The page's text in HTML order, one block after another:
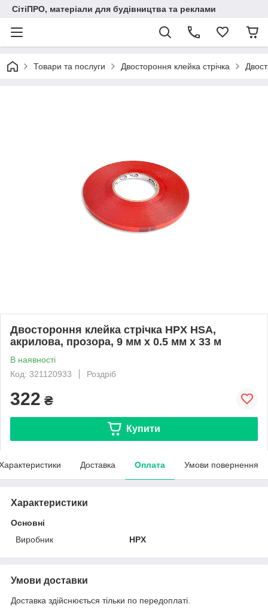
СітіПРО, матеріали для будівництва та реклами
Товари та послуги Двостороння клейка стрічка
Двостороння клейка стрічка HPX HSA,
акрилова, прозора, 9 мм х 0.5 мм х 33 м
В наявності
Код: 321120933
Роздріб
322 ₴
Купити
Доставка Оплата Умови повернення
Характеристики
Основні
Виробник
HPX
Умови доставки
Доставка здійснюється тільки по передоплаті.